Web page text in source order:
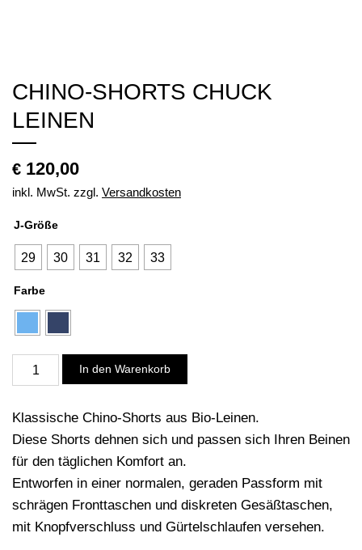
CHINO-SHORTS CHUCK
LEINEN
€ 120,00
inkl. MwSt. zzgl. Versandkosten
J-Größe
29 30 31 32 33
Farbe
Chino-
Shorts
Leinen
Menge
In den Warenkorb
Klassische Chino-Shorts aus Bio-Leinen.
Diese Shorts dehnen sich und passen sich Ihren Beinen
für den täglichen Komfort an.
Entworfen in einer normalen, geraden Passform mit
schrägen Fronttaschen und diskreten Gesäßtaschen,
mit Knopfverschluss und Gürtelschlaufen versehen.